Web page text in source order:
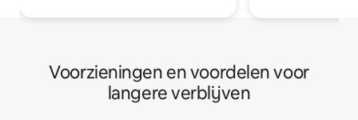
Voorzieningen en voordelen voor
langere verblijven